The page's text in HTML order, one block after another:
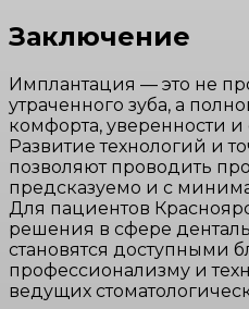
Заключение
Имплантация — это не
утраченного зуба, а
комфорта, уверенности и
Развитие технологий и
позволяют проводить
предсказуемо и с
Для пациентов
решения в сфере
становятся доступными
профессионализму и
ведущих